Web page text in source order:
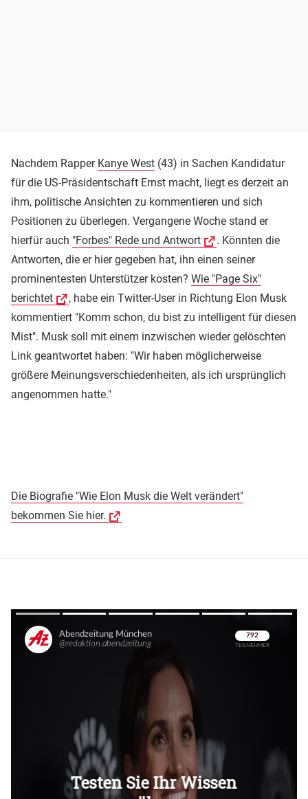
Nachdem Rapper Kanye West (43) in Sachen Kandidatur
für die US-Präsidentschaft Ernst macht, liegt es derzeit an
ihm, politische Ansichten zu kommentieren und sich
Positionen zu überlegen. Vergangene Woche stand er
hierfür auch "Forbes" Rede und Antwort
. Könnten die
Antworten, die er hier gegeben hat, ihn einen seiner
prominentesten Unterstützer kosten? Wie "Page Six"
berichtet
, habe ein Twitter-User in Richtung Elon Musk
kommentiert "Komm schon, du bist zu intelligent für diesen
Mist". Musk soll mit einem inzwischen wieder gelöschten
Link geantwortet haben: "Wir haben möglicherweise
größere Meinungsverschiedenheiten, als ich ursprünglich
angenommen hatte."
Die Biografie "Wie Elon Musk die Welt verändert"
bekommen Sie hier.
Überspringen